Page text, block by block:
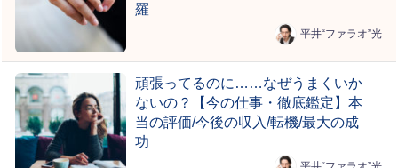
羅
平井“ファラオ”光
頑張ってるのに……なぜうまくいか
ないの？【今の仕事・徹底鑑定】本
当の評価/今後の収入/転機/最大の成
功